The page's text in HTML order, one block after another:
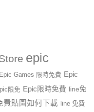
epic
Epic Games 限時免費 Epic
限免 Epic限時免費 line免
費貼圖如何下載
line 免費